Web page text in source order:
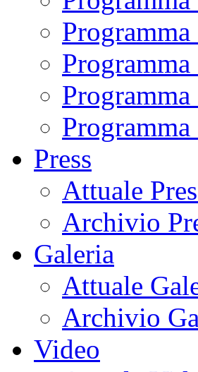
Press
Attuale
Archivio
Galeria
Attuale
Archivio
Video